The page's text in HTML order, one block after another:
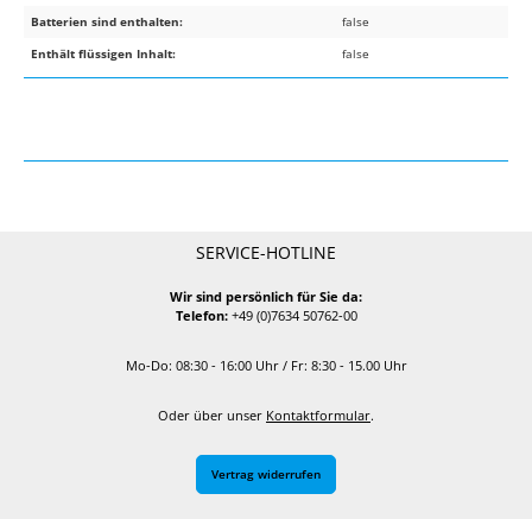
Batterien sind enthalten:
false
Enthält flüssigen Inhalt:
false
SERVICE-HOTLINE
Wir sind persönlich für Sie da:
Telefon:+49 (0)7634 50762-00
Mo-Do: 08:30 - 16:00 Uhr / Fr: 8:30 - 15.00 Uhr
Oder über unser Kontaktformular.
Vertrag widerrufen